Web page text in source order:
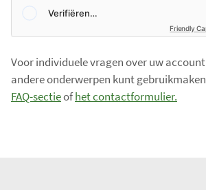
Friendly
Voor individuele vragen over uw
andere onderwerpen kunt
FAQ-sectieofhet contactformulier.